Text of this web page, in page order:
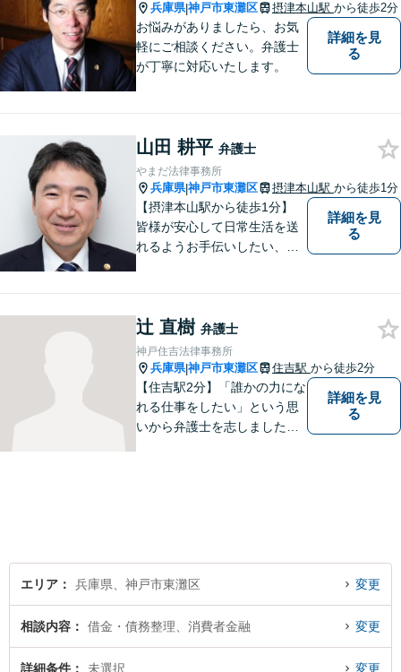
兵庫県|神戸市東灘区 摂津本山駅 から徒歩2分
お悩みがありましたら、お気
軽にご相談ください。弁護士
が丁寧に対応いたします。
詳細を見
る
山田 耕平 弁護士
やまだ法律事務所
兵庫県|神戸市東灘区 摂津本山駅 から徒歩1分
【摂津本山駅から徒歩1分】
皆様が安心して日常生活を送
れるようお手伝いしたい、皆
たら、お気軽にご相談くださ
い。
詳細を見
る
辻 直樹 弁護士
神戸住吉法律事務所
兵庫県|神戸市東灘区 住吉駅 から徒歩2分
【住吉駅2分】「誰かの力にな
れる仕事をしたい」という思
いから弁護士を志しました。
詳細を見
る
エリア 兵庫県、神戸市東灘区 変更
相談内容 借金・債務整理、消費者金融 変更
詳細条件 未選択 変更